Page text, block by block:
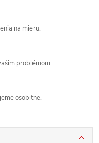
na mieru.
problémom.
osobitne.